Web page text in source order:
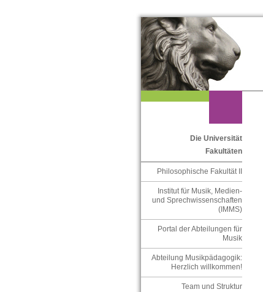
Die Universität
Fakultäten
Philosophische Fakultät II
Institut für Musik, Medien-
und Sprechwissenschaften
(IMMS)
Portal der Abteilungen für
Musik
Abteilung Musikpädagogik:
Herzlich willkommen!
Team und Struktur